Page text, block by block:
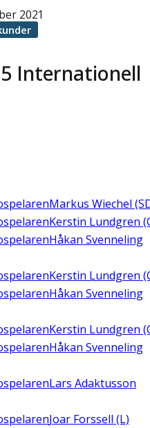
Internationell
2021
Markus Wiechel
Kerstin Lundgren
Håkan Svenneling
Kerstin Lundgren
Håkan Svenneling
Kerstin Lundgren
Håkan Svenneling
Lars Adaktusson
Joar Forssell (L)